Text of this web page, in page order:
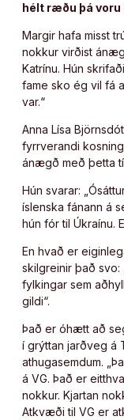
hélt ræðu þá voru
Margir hafa misst
nokkur virðist
Katrínu. Hún
fame sko ég vil fá
var.“
Anna Lísa
fyrrverandi
ánægð með þetta
Hún svarar:
íslenska fánann á
hún fór til Úkraínu.
En hvað er
skilgreinir það
fylkingar sem
gildi“.
Það er óhætt að
í grýttan jarðveg á
athugasemdum.
á VG. Það er
nokkur. Kjartan
Atkvæði til VG er